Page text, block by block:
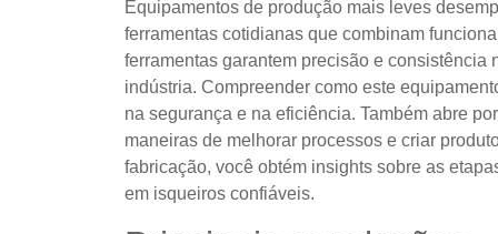
Equipamentos de produção mais leves
ferramentas cotidianas que combinam
ferramentas garantem precisão e
indústria. Compreender como este
na segurança e na eficiência. Também abre
maneiras de melhorar processos e criar
fabricação, você obtém insights sobre as
em isqueiros confiáveis.